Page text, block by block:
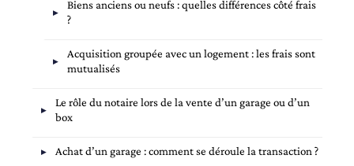
Biens anciens ou neufs : quelles différences côté frais
?
Acquisition groupée avec un logement : les frais sont
mutualisés
Le rôle du notaire lors de la vente d’un garage ou d’un
box
Achat d’un garage : comment se déroule la transaction ?